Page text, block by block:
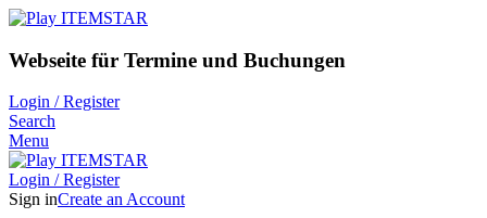
Webseite für Termine und Buchungen
Login / Register
Search
Menu
Login / Register
Sign inCreate an Account